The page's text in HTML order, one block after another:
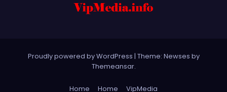
Proudly powered by WordPress | Theme: Newses by
Themeansar.
Home Home VipMedia